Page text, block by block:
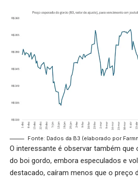
Fonte: Dados da B3 (elaborado por
O interessante é observar também
do boi gordo, embora especulados e
destacado, caíram menos que o preço